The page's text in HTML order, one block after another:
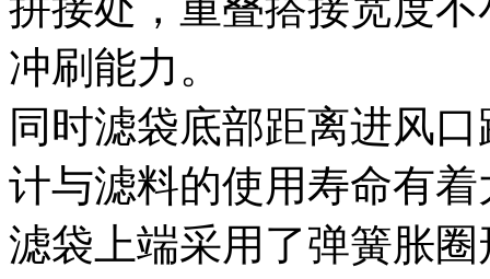
冲刷能力。
同时滤袋底部距离进风
计与滤料的使用寿命有
滤袋上端采用了弹簧胀